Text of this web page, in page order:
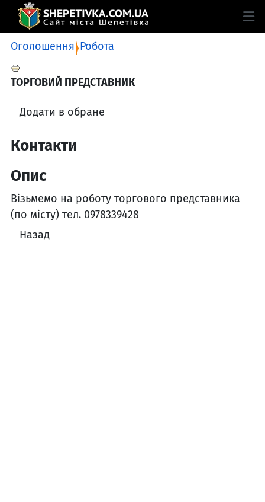
Оголошення Робота
ТОРГОВИЙ ПРЕДСТАВНИК
Додати в обране
Контакти
Опис
Візьмемо на роботу торгового представника
(по місту) тел. 0978339428
Назад